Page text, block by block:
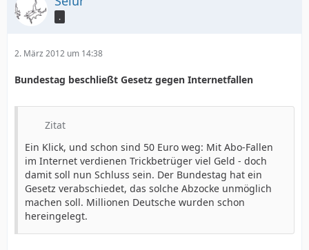
.
2. März 2012 um 14:38
Bundestag beschließt Gesetz gegen Internetfallen
Zitat
Ein Klick, und schon sind 50 Euro weg: Mit Abo-Fallen
im Internet verdienen Trickbetrüger viel Geld - doch
damit soll nun Schluss sein. Der Bundestag hat ein
Gesetz verabschiedet, das solche Abzocke unmöglich
machen soll. Millionen Deutsche wurden schon
hereingelegt.